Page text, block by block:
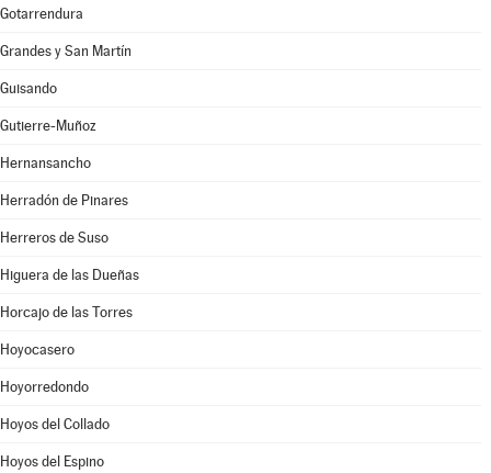
Gotarrendura
Grandes y San Martín
Guisando
Gutierre-Muñoz
Hernansancho
Herradón de Pinares
Herreros de Suso
Higuera de las Dueñas
Horcajo de las Torres
Hoyocasero
Hoyorredondo
Hoyos del Collado
Hoyos del Espino